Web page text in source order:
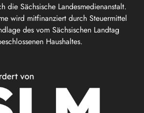
die Sächsische Landesmedienanstalt.
wird mitfinanziert durch Steuermittel
des vom Sächsischen Landtag
Haushaltes.